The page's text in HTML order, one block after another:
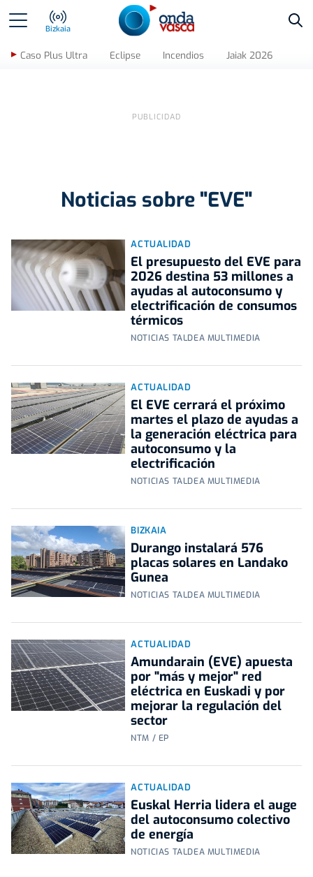
Bizkaia
Caso Plus Ultra Eclipse Incendios Jaiak 2026
Noticias sobre "EVE"
ACTUALIDAD
El presupuesto del EVE para
2026 destina 53 millones a
ayudas al autoconsumo y
electrificación de consumos
térmicos
NOTICIAS TALDEA MULTIMEDIA
ACTUALIDAD
El EVE cerrará el próximo
martes el plazo de ayudas a
la generación eléctrica para
autoconsumo y la
electrificación
NOTICIAS TALDEA MULTIMEDIA
BIZKAIA
Durango instalará 576
placas solares en Landako
Gunea
NOTICIAS TALDEA MULTIMEDIA
ACTUALIDAD
Amundarain (EVE) apuesta
por "más y mejor" red
eléctrica en Euskadi y por
mejorar la regulación del
sector
NTM / EP
ACTUALIDAD
Euskal Herria lidera el auge
del autoconsumo colectivo
de energía
NOTICIAS TALDEA MULTIMEDIA